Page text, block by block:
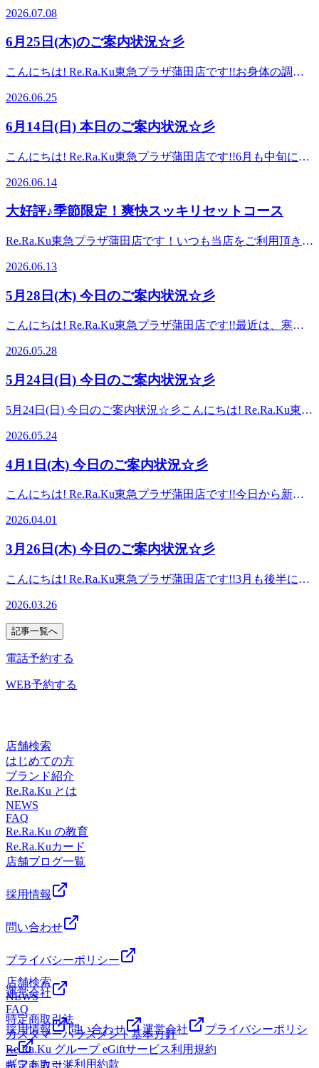
す。 夏季限定の「爽快ヘッドスパ」にてのレモン系・ラベ
20:00ご案内が可能です♪スタッフ一同、お客様のご来店を心
ザ蒲田店☆大井町・大森・蒲田・川崎・鶴見エリアで大人気
東北線・東急池上線・東急多摩川線 蒲田駅 京急蒲田駅 から
もアクセスしやすい!提携駐車場2時間無料♪【場所】 JR蒲田
駅 南口改札から徒歩1分! 東急プラザ蒲田 7Fお気軽にご来店
ください【ご予約】TEL：03-6715-9810
自然と姿勢が良くなり、非日常的な空間を味わうことで日常
のイライラから解放されます。 手持ち花火（とくに線香花
火）は交感神経を抑制してリラックス状態を作り出しま
す。 花火で心もリフレッシュしたら、Re.Ra.Kuで身体をリ
ラックスさせていかれませんか(^^♪本日は11:00～18:30ご案
ちしております。===========Re.Ra.Ku東急プラザ蒲田店
ゼーションスタジオ☆ 【アクセス】最寄駅 JR京浜東北線・
スしやすい!提携駐車場2時間無料♪【場所】 JR蒲田駅 南口改
【ご予約】TEL：03-6715-9810
（8）」と読む語呂合わせから制定されました。「汗マネジ
メント」とは、汗をかきたいシーンでは気持ちよく汗をか
き、汗が気になる時は適切なケアで発汗をうまくコントロー
律神経（主に交感神経）によってコントロールされており、
日常のさまざまなシーンで分泌されます。 ・温熱性発汗：
かく汗。 ・精神性発汗：緊張やストレスを感じたときに、
手のひら・足の裏・脇の下などにかきやすい汗。 ・味覚性
発汗：辛いものを食べたときなどに、顔・頭部にかく汗。日
ルなどの成分がうまく再吸収されずに濃度の濃い「悪い汗」
く、体温調節がうまくできないだけでなく、ニオイの発生に
つけることで、さらさらとした「良い汗」をかきやすくな
15:00～20:00ご案内が可能です♪スタッフ一同、お客様のご来
店を心よりお待ちしております。
2026.07.08
6月25日(木)のご案内状況☆彡
こんにちは! Re.Ra.Ku東急プラザ蒲田店です!!お身体の調子
ともあるかと思います。そんな時は、ぜひRe.Ra.Kuでほぐし
て軽くなりましょう♪本日は10:45～18:00ご案内が可能です♪
スタッフ一同、お客様のご来店を心よりお待ちしておりま
森・蒲田・川崎・鶴見エリアで大人気のリラクゼーションス
タジオ☆ 【アクセス】最寄駅 JR京浜東北線・東急池上線・
東急多摩川線 蒲田駅 京急蒲田駅 からもアクセスしやすい!
提携駐車場2時間無料♪【場所】 JR蒲田駅 南口改札から徒歩
1分! 東急プラザ蒲田 7Fお気軽にご来店ください【ご予約】
TEL：03-6715-9810
2026.06.25
6月14日(日) 本日のご案内状況☆彡
こんにちは! Re.Ra.Ku東急プラザ蒲田店です!!6月も中旬に入
り身体も重だるく感じることもあるかと思います。そんな時
は、ぜひRe.Ra.Kuでほぐして軽くなりましょう♪本日は10:30
～20:00ご案内が可能です♪スタッフ一同、お客様のご来店を
ラザ蒲田店☆大井町・大森・蒲田・川崎・鶴見エリアで大人
気のリラクゼーションスタジオ☆ 【アクセス】最寄駅 JR京
らもアクセスしやすい!提携駐車場2時間無料♪【場所】 JR蒲
田駅 南口改札から徒歩1分! 東急プラザ蒲田 7Fお気軽にご来
店ください【ご予約】TEL：03-6715-9810
2026.06.14
大好評♪季節限定！爽快スッキリセットコース
Re.Ra.Ku東急プラザ蒲田店です！いつも当店をご利用頂き誠
ッキリセットコース"という季節限定メニューが登場してい
ます！！【季節限定◆爽快スッキリセットコース】ひんやり
パチパチ！－5℃の炭酸泡を使った頭スッキリのキャンペー
験の方は是非これからの季節にぴったりの爽快ヘッドスパコ
ースをご体験くださいませ♪◆爽快セット50分コース 爽快
70分コース 爽快ヘッドスパ+ボディケアorフットケア
➡8,980円 ◆爽快セット90分コース 爽快ヘッドスパ+ボデ
ィケアorフットケア➡9,980円 平日限定で上記価格より300
組み合わせもできます！！★選べる香り➀ブルーミングリモ
ッフ一同お待ちしております。
2026.06.13
5月28日(木) 今日のご案内状況☆彡
こんにちは! Re.Ra.Ku東急プラザ蒲田店です!!最近は、寒暖
てくださいね！５月ももう少しで終わってしまいます(´;ω;
｀)５月のお疲れをほぐして、スッキリしたお身体で６月を
迎えませんか？？わたしのおすすめは、ボデイケアとドライ
さい♪(*‘∀‘) 本日は10:30～20:00ご案内が可能です♪スタッフ
一同、お客様のご来店を心よりお待ちしております。
蒲田・川崎・鶴見エリアで大人気のリラクゼーションスタジ
オ☆ 【アクセス】最寄駅 JR京浜東北線・東急池上線・東急
多摩川線 蒲田駅 京急蒲田駅 からもアクセスしやすい!提携
東急プラザ蒲田 7Fお気軽にご来店ください【ご予約】
タッフ一同、お客様のご来店を心よりお待ちしております。
蒲田・川崎・鶴見エリアで大人気のリラクゼーションスタジ
多摩川線 蒲田駅 京急蒲田駅 からもアクセスしやすい!提携
駐車場2時間無料♪【場所】 JR蒲田駅 南口改札から徒歩1
分! 東急プラザ蒲田 7Fお気軽にご来店ください【ご予約】
TEL：03-6715-9810
2026.05.28
5月24日(日) 今日のご案内状況☆彡
5月24日(日) 今日のご案内状況☆彡こんにちは! Re.Ra.Ku東急
い時期になってきましたねお身体の疲れが体調不良につなが
ってきてしまうのでボディケアがおすすめです血行を良くし
てくれる炭酸ヘッドスパのご用意もありますので、ぜひお試
一同、お客様のご来店を心よりお待ちしておりま
す。 ===========Re.Ra.Ku東急プラザ蒲田店☆大井町・大
タジオ☆ 【アクセス】最寄駅 JR京浜東北線・東急池上線・
東急多摩川線 蒲田駅 京急蒲田駅 からもアクセスしやすい!
提携駐車場2時間無料♪【場所】 JR蒲田駅 南口改札から徒歩
TEL：03-6715-9810本日は15:00～20:00ご案内が可能です♪ス
===========Re.Ra.Ku東急プラザ蒲田店☆大井町・大森・
オ☆ 【アクセス】最寄駅 JR京浜東北線・東急池上線・東急
多摩川線 蒲田駅 京急蒲田駅 からもアクセスしやすい!提携
駐車場2時間無料♪【場所】 JR蒲田駅 南口改札から徒歩1
2026.05.24
4月1日(木) 今日のご案内状況☆彡
こんにちは! Re.Ra.Ku東急プラザ蒲田店です!!今日から新年
ずらい・ストレスがかかり続けやすい時期かとも思います。
心身ともに力が入りやすくなってしまいがちなので、適度に
自分の時間を作ってリフレッシュしてあげてください！リラ
くしますのでいつでもお気軽にご来店ください(*^-^*)本日は
11:00～20:00ご案内が可能です♪スタッフ一同、お客様のご来
店を心よりお待ちしております。===========Re.Ra.Ku東
急プラザ蒲田店☆大井町・大森・蒲田・川崎・鶴見エリアで
大人気のリラクゼーションスタジオ☆ 【アクセス】最寄駅
JR京浜東北線・東急池上線・東急多摩川線 蒲田駅 京急蒲田
所】 JR蒲田駅 南口改札から徒歩1分! 東急プラザ蒲田 7Fお
2026.04.01
3月26日(木) 今日のご案内状況☆彡
こんにちは! Re.Ra.Ku東急プラザ蒲田店です!!3月も後半に入
と寒暖差でお身体にお疲れは出ていませんか？ 年度末でお
仕事も忙しくなりやすい時期かと思います。そんな時こそ、
１日の終わりにしっかりお身体をほぐして、心も体もリセッ
トしてあげることが大切です。今のうちにお疲れを整えて、
よりお待ちしております＾＾ 本日は11:00～20:00ご案内が可
ョンスタジオ☆ 【アクセス】最寄駅 JR京浜東北線・東急池
上線・東急多摩川線 蒲田駅 京急蒲田駅 からもアクセスしや
すい!提携駐車場2時間無料♪【場所】 JR蒲田駅 南口改札か
ら徒歩1分! 東急プラザ蒲田 7Fお気軽にご来店ください【ご
予約】TEL：03-6715-9810
2026.03.26
記事一覧へ
電話予約する
WEB予約する
店舗検索
はじめての方
ブランド紹介
Re.Ra.Ku とは
NEWS
FAQ
Re.Ra.Ku の教育
Re.Ra.Kuカード
店舗ブログ一覧
採用情報
問い合わせ
プライバシーポリシー
運営会社
特定商取引法
カスタマーハラスメント基本方針
Re.Ra.Ku グループ eGiftサービス利用規約
ギフトカード利用約款
店舗検索
NEWS
FAQ
採用情報
問い合わせ 運営会社
プライバシーポリシ
ー
特定商取引法